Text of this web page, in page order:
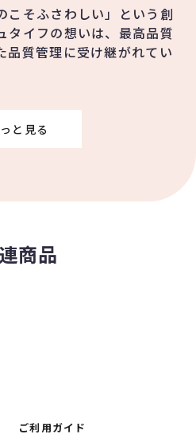
こそふさわしい」という創
タイフの想いは、最高品質
品質管理に受け継がれてい
と見る
商品
ご利用ガイド